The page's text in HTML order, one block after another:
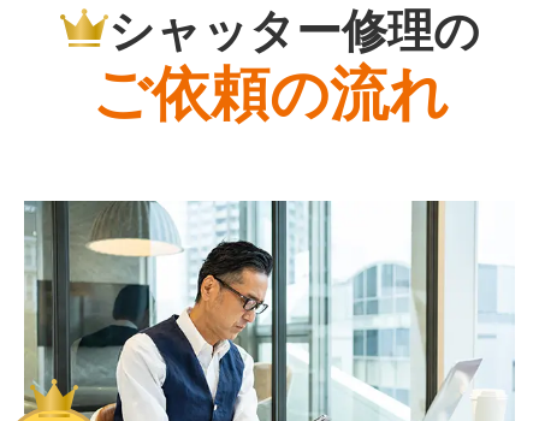
シャッター修理の
ご依頼の流れ